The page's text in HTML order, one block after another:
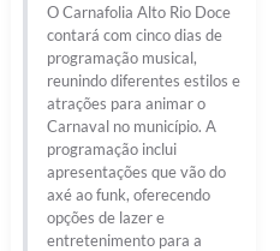
O Carnafolia Alto Rio Doce
contará com cinco dias de
programação musical,
reunindo diferentes estilos e
atrações para animar o
Carnaval no município. A
programação inclui
apresentações que vão do
axé ao funk, oferecendo
opções de lazer e
entretenimento para a